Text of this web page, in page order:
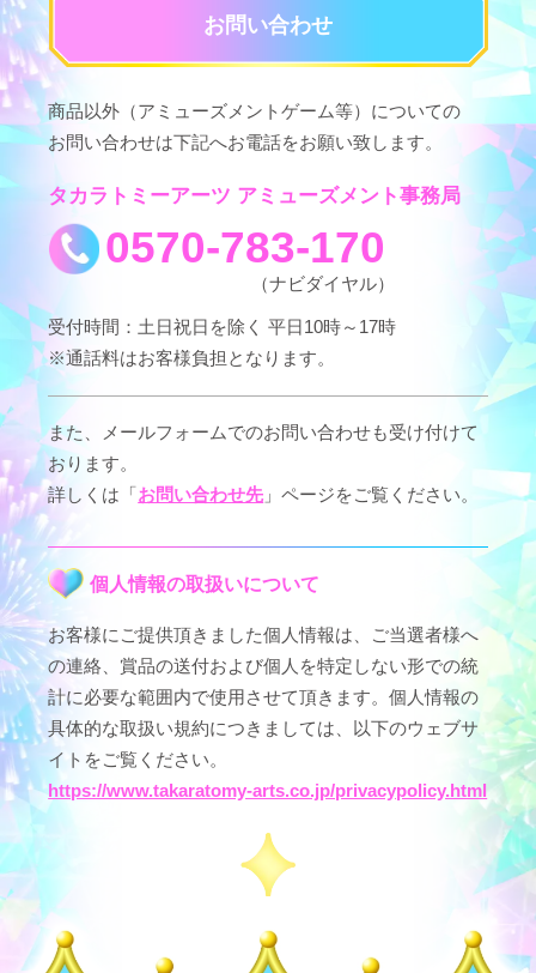
お問い合わせ
商品以外（アミューズメントゲーム等）についての
お問い合わせは下記へお電話をお願い致します。
タカラトミーアーツ アミューズメント事務局
0570-783-170
受付時間：土日祝日を除く 平日10時～17時
※通話料はお客様負担となります。
また、メールフォームでのお問い合わせも受け付けて
おります。
詳しくは「 お問い合わせ先 」ページをご覧ください。
個人情報の取扱いについて
お客様にご提供頂きました個人情報は、ご当選者様へ
の連絡、賞品の送付および個人を特定しない形での統
計に必要な範囲内で使用させて頂きます。個人情報の
具体的な取扱い規約につきましては、以下のウェブサ
イトをご覧ください。
https://www.takaratomy-arts.co.jp/privacypolicy.html